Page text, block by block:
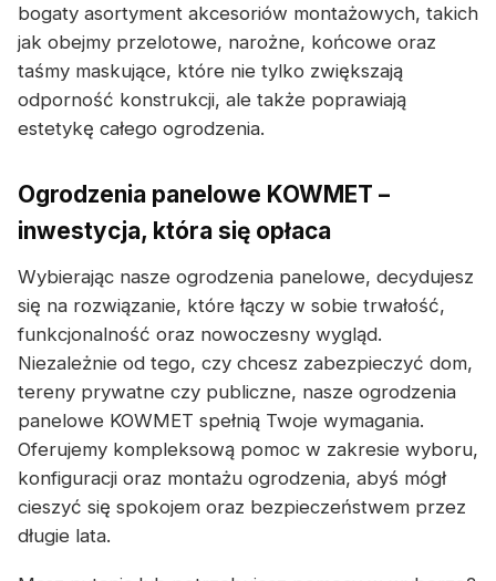
bogaty asortyment akcesoriów montażowych, takich
jak obejmy przelotowe, narożne, końcowe oraz
taśmy maskujące, które nie tylko zwiększają
odporność konstrukcji, ale także poprawiają
estetykę całego ogrodzenia.
Ogrodzenia panelowe KOWMET –
inwestycja, która się opłaca
Wybierając nasze ogrodzenia panelowe, decydujesz
się na rozwiązanie, które łączy w sobie trwałość,
funkcjonalność oraz nowoczesny wygląd.
Niezależnie od tego, czy chcesz zabezpieczyć dom,
tereny prywatne czy publiczne, nasze ogrodzenia
panelowe KOWMET spełnią Twoje wymagania.
Oferujemy kompleksową pomoc w zakresie wyboru,
konfiguracji oraz montażu ogrodzenia, abyś mógł
cieszyć się spokojem oraz bezpieczeństwem przez
długie lata.